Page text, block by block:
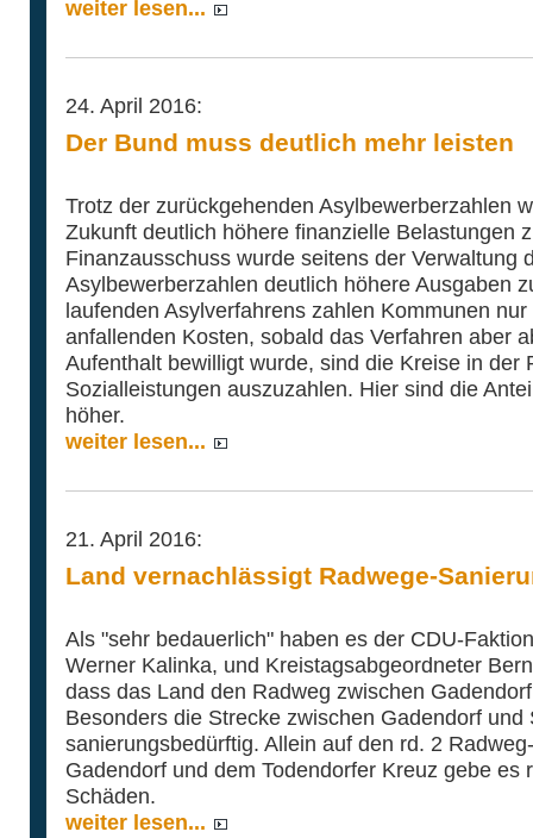
weiter lesen...
24. April 2016:
Der Bund muss deutlich mehr leisten
Trotz der zurückgehenden Asylbewerberzahlen
Zukunft deutlich höhere finanzielle Belastungen
Finanzausschuss wurde seitens der Verwaltung
Asylbewerberzahlen deutlich höhere Ausgaben
laufenden Asylverfahrens zahlen Kommunen
anfallenden Kosten, sobald das Verfahren aber
Aufenthalt bewilligt wurde, sind die Kreise in der
Sozialleistungen auszuzahlen. Hier sind die
höher.
weiter lesen...
21. April 2016:
Land vernachlässigt Radwege-
Als "sehr bedauerlich" haben es der CDU-
Werner Kalinka, und Kreistagsabgeordneter
dass das Land den Radweg zwischen
Besonders die Strecke zwischen Gadendorf und
sanierungsbedürftig. Allein auf den rd. 2
Gadendorf und dem Todendorfer Kreuz gebe es
Schäden.
weiter lesen...